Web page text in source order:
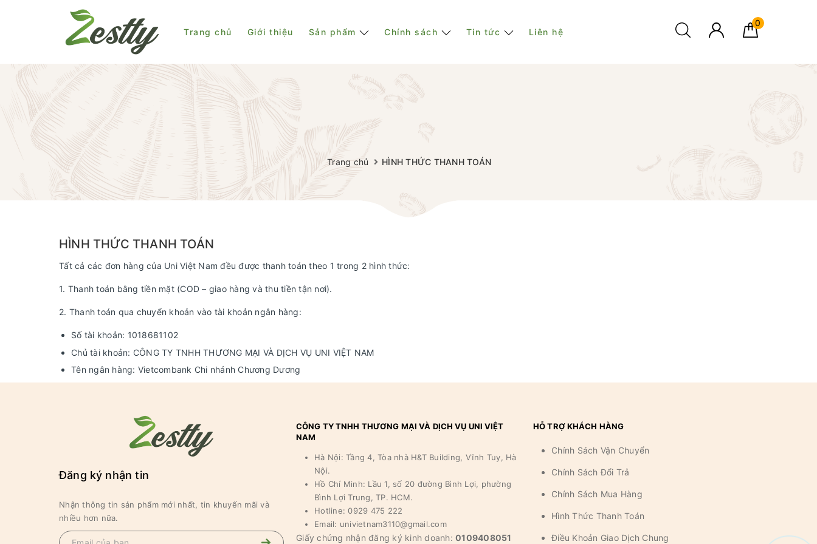
Trang chủ Giới thiệu Sản phẩm Chính sách Tin tức Liên hệ
0
Trang chủ HÌNH THỨC THANH TOÁN
HÌNH THỨC THANH TOÁN
Tất cả các đơn hàng của Uni Việt Nam đều được thanh toán theo 1 trong 2 hình thức:
1. Thanh toán bằng tiền mặt (COD – giao hàng và thu tiền tận nơi).
2. Thanh toán qua chuyển khoản vào tài khoản ngân hàng:
Số tài khoản: 1018681102
Chủ tài khoản: CÔNG TY TNHH THƯƠNG MẠI VÀ DỊCH VỤ UNI VIỆT NAM
Tên ngân hàng: Vietcombank Chi nhánh Chương Dương
Đăng ký nhận tin
Nhận thông tin sản phẩm mới nhất, tin khuyến mãi và
nhiều hơn nữa.
CÔNG TY TNHH THƯƠNG MẠI VÀ DỊCH VỤ UNI VIỆT
NAM
Hà Nội: Tầng 4, Tòa nhà H&T Building, Vĩnh Tuy, Hà
Nội.
Hồ Chí Minh: Lầu 1, số 20 đường Bình Lợi, phường
Bình Lợi Trung, TP. HCM.
Hotline: 0929 475 222
Email: univietnam3110@gmail.com
Giấy chứng nhận đăng ký kinh doanh: 0109408051
HỖ TRỢ KHÁCH HÀNG
Chính Sách Vận Chuyển
Chính Sách Đổi Trả
Chính Sách Mua Hàng
Hình Thức Thanh Toán
Điều Khoản Giao Dịch Chung